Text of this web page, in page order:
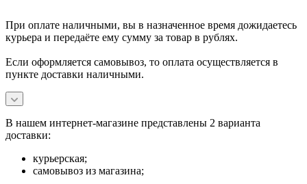
При оплате наличными, вы в назначенное время дожидаетесь
курьера и передаёте ему сумму за товар в рублях.
Если оформляется самовывоз, то оплата осуществляется в
пункте доставки наличными.
В нашем интернет-магазине представлены 2 варианта
доставки:
курьерская;
самовывоз из магазина;